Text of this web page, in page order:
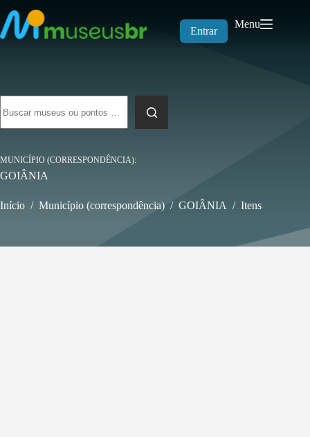
para
o
conteúdo
Entrar
Menu
resultados
MUNICÍPIO (CORRESPONDÊNCIA)
GOIÂNIA
Início / Município (correspondência) / GOIÂNIA / Itens